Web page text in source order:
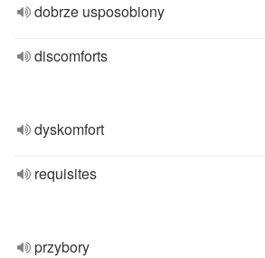
dobrze usposobiony
discomforts
dyskomfort
requisites
przybory